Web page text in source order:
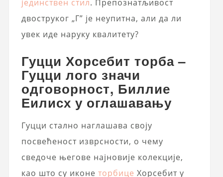
јединствен стил. Препознатљивост
двоструког „Г” је неупитна, али да ли
увек иде наруку квалитету?
Гуцци Хорсебит торба –
Гуцци лого значи
одговорност, Биллие
Еилисх у оглашавању
Гуцци стално наглашава своју
посвећеност изврсности, о чему
сведоче његове најновије колекције,
као што су иконе торбице Хорсебит у